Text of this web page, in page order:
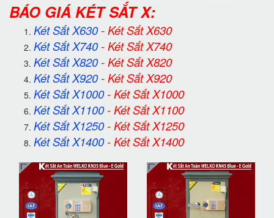
BÁO GIÁ KÉT SẮT X:
Két Sắt X630-Két Sắt X630
Két Sắt X740-Két Sắt X740
Két Sắt X820-Két Sắt X820
Két Sắt X920-Két Sắt X920
Két Sắt X1000-Két Sắt X1000
Két Sắt X1100-Két Sắt X1100
Két Sắt X1250-Két Sắt X1250
Két Sắt X1400-Két Sắt X1400